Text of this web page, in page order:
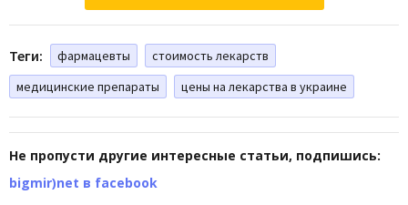
Теги: фармацевты
стоимость лекарств
медицинские препараты
цены на лекарства в украине
Не пропусти другие интересные статьи, подпишись:
bigmir)net в facebook